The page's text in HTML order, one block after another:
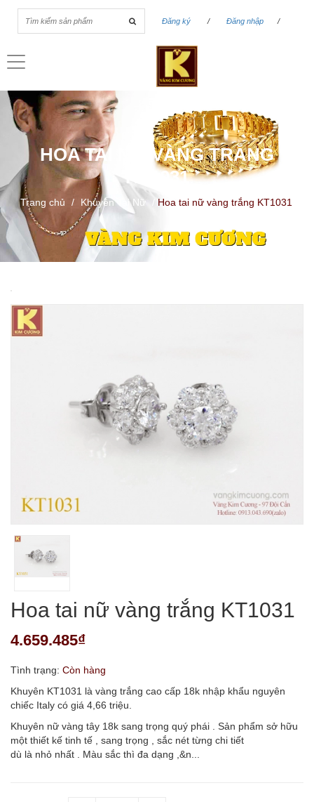
Đăng ký / Đăng nhập /
Toggle
HOA TAI NỮ VÀNG TRẮNG
KT1031
Trang chủ / Khuyên Tai Nữ / Hoa tai nữ vàng trắng KT1031
Hoa tai nữ vàng trắng KT1031
4.659.485₫
Tình trạng: Còn hàng
Khuyên KT1031 là vàng trắng cao cấp 18k nhập khẩu nguyên
chiếc Italy có giá 4,66 triệu.
Khuyên nữ vàng tây 18k sang trọng quý phái . Sản phẩm sở hữu
một thiết kế tinh tế , sang trọng , sắc nét từng chi tiết
dù là nhỏ nhất . Màu sắc thì đa dạng ,&n...